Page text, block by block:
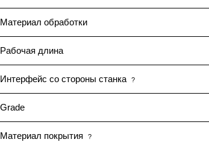
Материал обработки
Рабочая длина
Интерфейс со стороны станка ?
Grade
Материал покрытия ?